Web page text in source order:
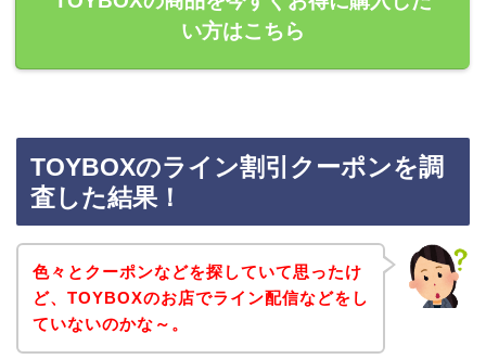
い方はこちら
TOYBOXのライン割引クーポンを調
査した結果！
色々とクーポンなどを探していて思ったけ
ど、TOYBOXのお店でライン配信などをし
ていないのかな～。